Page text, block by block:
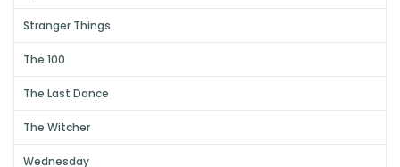
Stranger Things
The 100
The Last Dance
The Witcher
Wednesday